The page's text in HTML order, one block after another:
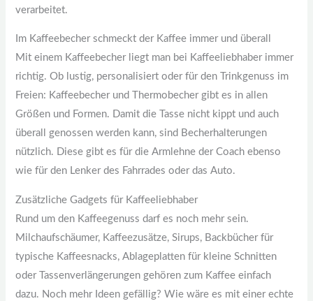
verarbeitet.
Im Kaffeebecher schmeckt der Kaffee immer und überall
Mit einem Kaffeebecher liegt man bei Kaffeeliebhaber immer
richtig. Ob lustig, personalisiert oder für den Trinkgenuss im
Freien: Kaffeebecher und Thermobecher gibt es in allen
Größen und Formen. Damit die Tasse nicht kippt und auch
überall genossen werden kann, sind Becherhalterungen
nützlich. Diese gibt es für die Armlehne der Coach ebenso
wie für den Lenker des Fahrrades oder das Auto.
Zusätzliche Gadgets für Kaffeeliebhaber
Rund um den Kaffeegenuss darf es noch mehr sein.
Milchaufschäumer, Kaffeezusätze, Sirups, Backbücher für
typische Kaffeesnacks, Ablageplatten für kleine Schnitten
oder Tassenverlängerungen gehören zum Kaffee einfach
dazu. Noch mehr Ideen gefällig? Wie wäre es mit einer echte